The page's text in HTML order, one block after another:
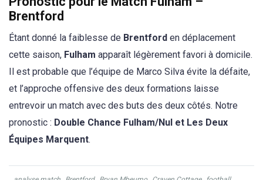
Brentford
Étant donné la faiblesse de Brentford en déplacement
cette saison, Fulham apparaît légèrement favori à domicile.
Il est probable que l’équipe de Marco Silva évite la défaite,
et l’approche offensive des deux formations laisse
entrevoir un match avec des buts des deux côtés. Notre
pronostic : Double Chance Fulham/Nul et Les Deux
Équipes Marquent.